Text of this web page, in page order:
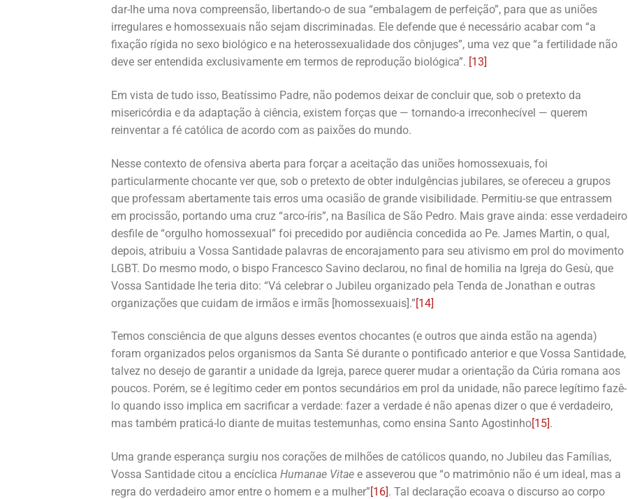
dar-lhe uma nova compreensão, libertando-o de sua “embalagem de perfeição”, para que as uniões
irregulares e homossexuais não sejam discriminadas. Ele defende que é necessário acabar com “a
fixação rígida no sexo biológico e na heterossexualidade dos cônjuges”, uma vez que “a fertilidade não
deve ser entendida exclusivamente em termos de reprodução biológica”. [13]
Em vista de tudo isso, Beatíssimo Padre, não podemos deixar de concluir que, sob o pretexto da
misericórdia e da adaptação à ciência, existem forças que — tornando-a irreconhecível — querem
reinventar a fé católica de acordo com as paixões do mundo.
Nesse contexto de ofensiva aberta para forçar a aceitação das uniões homossexuais, foi
particularmente chocante ver que, sob o pretexto de obter indulgências jubilares, se ofereceu a grupos
que professam abertamente tais erros uma ocasião de grande visibilidade. Permitiu-se que entrassem
em procissão, portando uma cruz “arco-íris”, na Basílica de São Pedro. Mais grave ainda: esse verdadeiro
desfile de “orgulho homossexual” foi precedido por audiência concedida ao Pe. James Martin, o qual,
depois, atribuiu a Vossa Santidade palavras de encorajamento para seu ativismo em prol do movimento
LGBT. Do mesmo modo, o bispo Francesco Savino declarou, no final de homilia na Igreja do Gesù, que
Vossa Santidade lhe teria dito: “Vá celebrar o Jubileu organizado pela Tenda de Jonathan e outras
organizações que cuidam de irmãos e irmãs [homossexuais].”[14]
Temos consciência de que alguns desses eventos chocantes (e outros que ainda estão na agenda)
foram organizados pelos organismos da Santa Sé durante o pontificado anterior e que Vossa Santidade,
talvez no desejo de garantir a unidade da Igreja, parece querer mudar a orientação da Cúria romana aos
poucos. Porém, se é legítimo ceder em pontos secundários em prol da unidade, não parece legítimo fazê-
lo quando isso implica em sacrificar a verdade: fazer a verdade é não apenas dizer o que é verdadeiro,
mas também praticá-lo diante de muitas testemunhas, como ensina Santo Agostinho[15] .
Uma grande esperança surgiu nos corações de milhões de católicos quando, no Jubileu das Famílias,
Vossa Santidade citou a encíclica Humanae Vitae e asseverou que “o matrimônio não é um ideal, mas a
regra do verdadeiro amor entre o homem e a mulher”[16]. Tal declaração ecoava o discurso ao corpo